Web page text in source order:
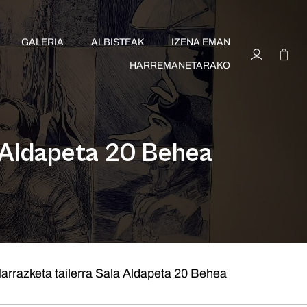
GALERIA ALBISTEAK IZENA EMAN
HARREMANETARAKO
20 Behea
tailerra Sala Aldapeta 20 Behea